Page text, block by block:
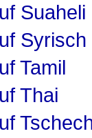
Suaheli
Syrisch
Tamil
Thai